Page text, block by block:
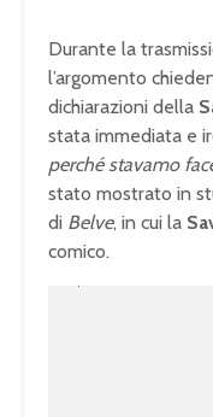
Durante la
l’argomento
dichiarazioni della
stata immediata e
perché stavamo
stato mostrato in
di Belve, in cui la
comico.